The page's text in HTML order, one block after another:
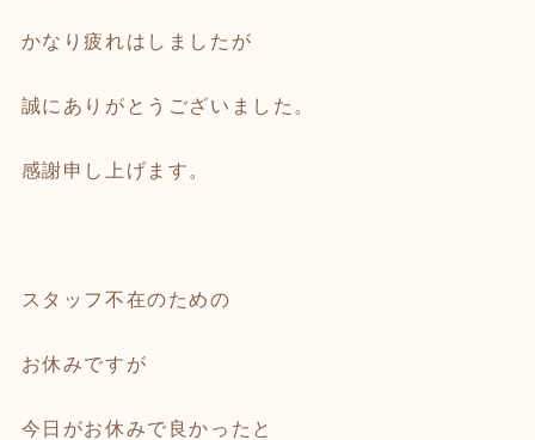
かなり疲れはしましたが
誠にありがとうございました。
感謝申し上げます。
スタッフ不在のための
お休みですが
今日がお休みで良かったと